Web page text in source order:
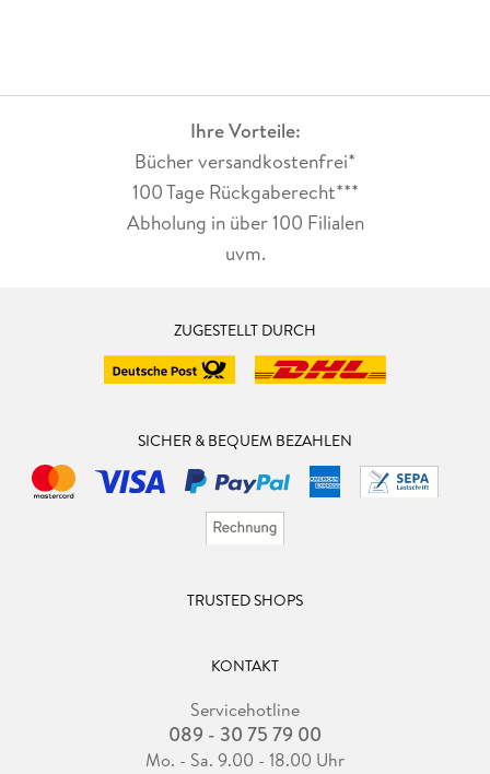
Ihre Vorteile:
Bücher versandkostenfrei*
100 Tage Rückgaberecht***
Abholung in über 100 Filialen
uvm.
ZUGESTELLT DURCH
SICHER & BEQUEM BEZAHLEN
TRUSTED SHOPS
KONTAKT
Servicehotline
089 - 30 75 79 00
Mo. - Sa. 9.00 - 18.00 Uhr